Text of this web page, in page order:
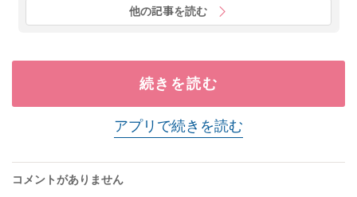
他の記事を読む
続きを読む
アプリで続きを読む
コメントがありません